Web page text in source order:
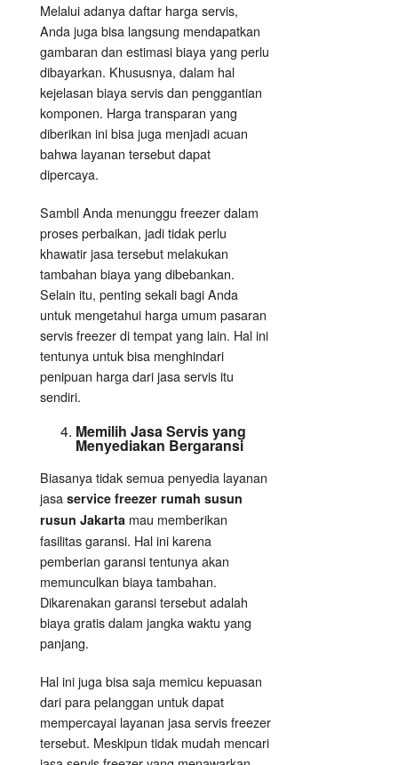
Melalui adanya daftar harga servis,
Anda juga bisa langsung mendapatkan
gambaran dan estimasi biaya yang perlu
dibayarkan. Khususnya, dalam hal
kejelasan biaya servis dan penggantian
komponen. Harga transparan yang
diberikan ini bisa juga menjadi acuan
bahwa layanan tersebut dapat
dipercaya.
Sambil Anda menunggu freezer dalam
proses perbaikan, jadi tidak perlu
khawatir jasa tersebut melakukan
tambahan biaya yang dibebankan.
Selain itu, penting sekali bagi Anda
untuk mengetahui harga umum pasaran
servis freezer di tempat yang lain. Hal ini
tentunya untuk bisa menghindari
penipuan harga dari jasa servis itu
sendiri.
Memilih Jasa Servis yang
Menyediakan Bergaransi
Biasanya tidak semua penyedia layanan
jasa service freezer rumah susun
rusun Jakarta mau memberikan
fasilitas garansi. Hal ini karena
pemberian garansi tentunya akan
memunculkan biaya tambahan.
Dikarenakan garansi tersebut adalah
biaya gratis dalam jangka waktu yang
panjang.
Hal ini juga bisa saja memicu kepuasan
dari para pelanggan untuk dapat
mempercayai layanan jasa servis freezer
tersebut. Meskipun tidak mudah mencari